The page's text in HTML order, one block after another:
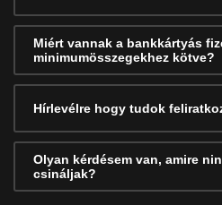
Miért vannak a bankkártyás
minimumösszegekhez kötve?
Hírlevélre hogy tudok
Olyan kérdésem van, amire
csináljak?